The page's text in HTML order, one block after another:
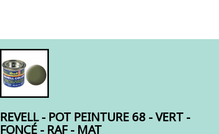
REVELL - POT PEINTURE 68 - VERT -
FONCÉ - RAF - MAT